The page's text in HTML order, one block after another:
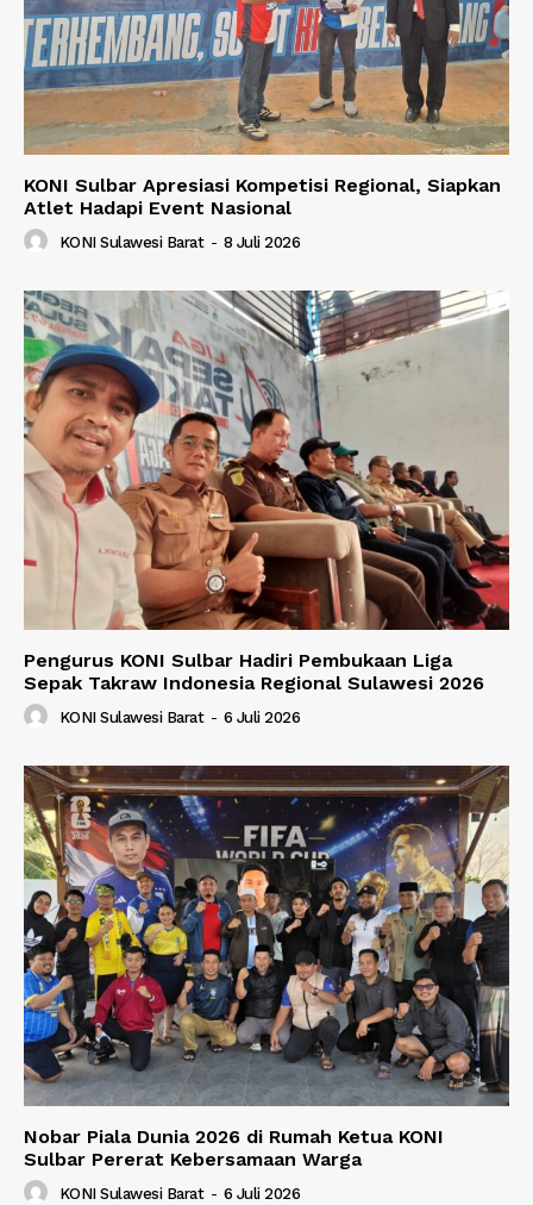
KONI Sulbar Apresiasi Kompetisi Regional, Siapkan
Atlet Hadapi Event Nasional
KONI Sulawesi Barat - 8 Juli 2026
Pengurus KONI Sulbar Hadiri Pembukaan Liga
Sepak Takraw Indonesia Regional Sulawesi 2026
KONI Sulawesi Barat - 6 Juli 2026
Nobar Piala Dunia 2026 di Rumah Ketua KONI
Sulbar Pererat Kebersamaan Warga
KONI Sulawesi Barat - 6 Juli 2026